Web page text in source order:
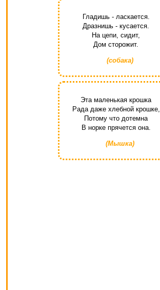
Гладишь - ласкается.
Дразнишь - кусается.
На цепи, сидит,
Дом сторожит.
(собака)
Эта маленькая крошка
Рада даже хлебной крошке,
Потому что дотемна
В норке прячется она.
(Мышка)